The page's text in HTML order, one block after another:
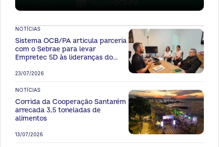
cooperativismo no Pará
NOTÍCIAS
23/07/2026
Sistema OCB/PA articula parceria
com o Sebrae para levar
Empretec 5D às lideranças do
NOTÍCIAS
13/07/2026
Corrida da Cooperação Santarém
arrecada 3,5 toneladas de
alimentos